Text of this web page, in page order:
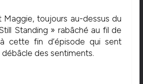
Maggie, toujours au-dessus du
Standing » rabâché au fil de
cette fin d’épisode qui sent
des sentiments.